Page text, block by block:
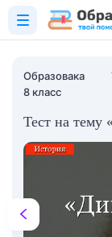
Образовака
8 класс
Тест на тему